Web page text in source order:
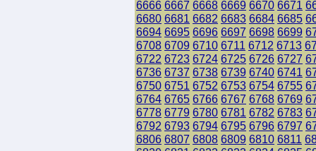
6666 6667 6668 6669 6670 6671
6680 6681 6682 6683 6684 6685
6694 6695 6696 6697 6698 6699
6708 6709 6710 6711 6712 6713
6722 6723 6724 6725 6726 6727
6736 6737 6738 6739 6740 6741
6750 6751 6752 6753 6754 6755
6764 6765 6766 6767 6768 6769
6778 6779 6780 6781 6782 6783
6792 6793 6794 6795 6796 6797
6806 6807 6808 6809 6810 6811